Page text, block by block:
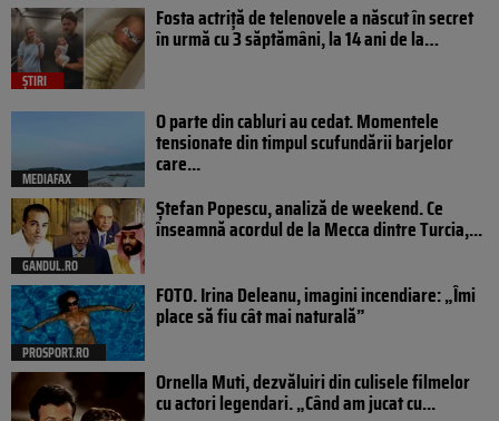
ȘTIRI
Fosta actriță de telenovele a născut în secret
în urmă cu 3 săptămâni, la 14 ani de la…
MEDIAFAX
O parte din cabluri au cedat. Momentele
tensionate din timpul scufundării barjelor
care...
GANDUL.RO
Ștefan Popescu, analiză de weekend. Ce
înseamnă acordul de la Mecca dintre Turcia,...
PROSPORT.RO
FOTO. Irina Deleanu, imagini incendiare: „Îmi
place să fiu cât mai naturală”
Ornella Muti, dezvăluiri din culisele filmelor
cu actori legendari. „Când am jucat cu...